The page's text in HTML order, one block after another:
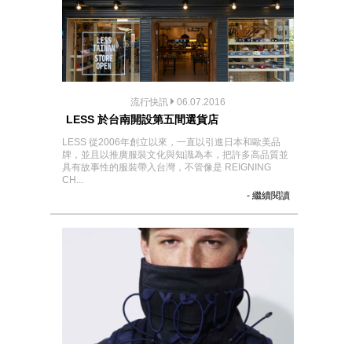
流行快訊 06.07.2016
LESS 於台南開設第五間選貨店
LESS 從2006年創立以來，一直以引進日本和歐美品
牌，並且以推廣服裝文化與知識為本，把許多高品質並
具有故事性的服裝帶入台灣，不管像是 REIGNING
CH...
- 繼續閱讀